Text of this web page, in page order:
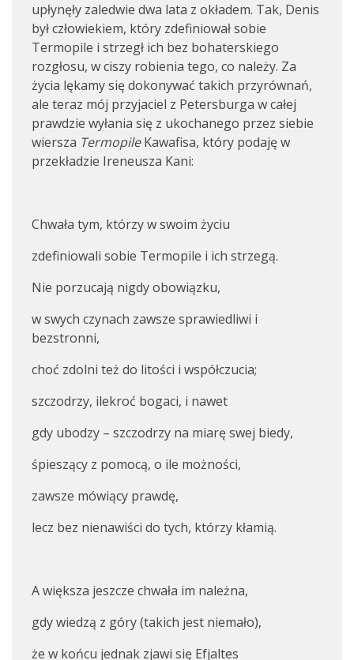
upłynęły zaledwie dwa lata z okładem. Tak, Denis
był człowiekiem, który zdefiniował sobie
Termopile i strzegł ich bez bohaterskiego
rozgłosu, w ciszy robienia tego, co należy. Za
życia lękamy się dokonywać takich przyrównań,
ale teraz mój przyjaciel z Petersburga w całej
prawdzie wyłania się z ukochanego przez siebie
wiersza TermopileKawafisa, który podaję w
przekładzie Ireneusza Kani:
Chwała tym, którzy w swoim życiu
zdefiniowali sobie Termopile i ich strzegą.
Nie porzucają nigdy obowiązku,
w swych czynach zawsze sprawiedliwi i
bezstronni,
choć zdolni też do litości i współczucia;
szczodrzy, ilekroć bogaci, i nawet
gdy ubodzy – szczodrzy na miarę swej biedy,
śpieszący z pomocą, o ile możności,
zawsze mówiący prawdę,
lecz bez nienawiści do tych, którzy kłamią.
A większa jeszcze chwała im należna,
gdy wiedzą z góry (takich jest niemało),
że w końcu jednak zjawi się Efjaltes